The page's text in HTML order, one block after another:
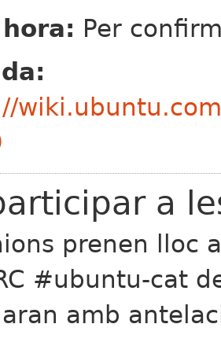
Per
a
prenen lloc
#ubuntu-cat
amb